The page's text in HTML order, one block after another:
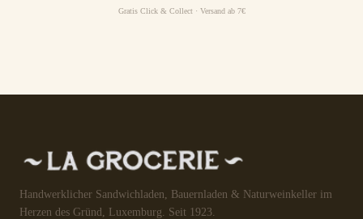
Gratis Click & Collect · Versand ab 7€
Handwerklicher Sandwichladen, Bauernladen & Naturweinkeller im
Herzen des Gründ, Luxemburg. Seit 1923.